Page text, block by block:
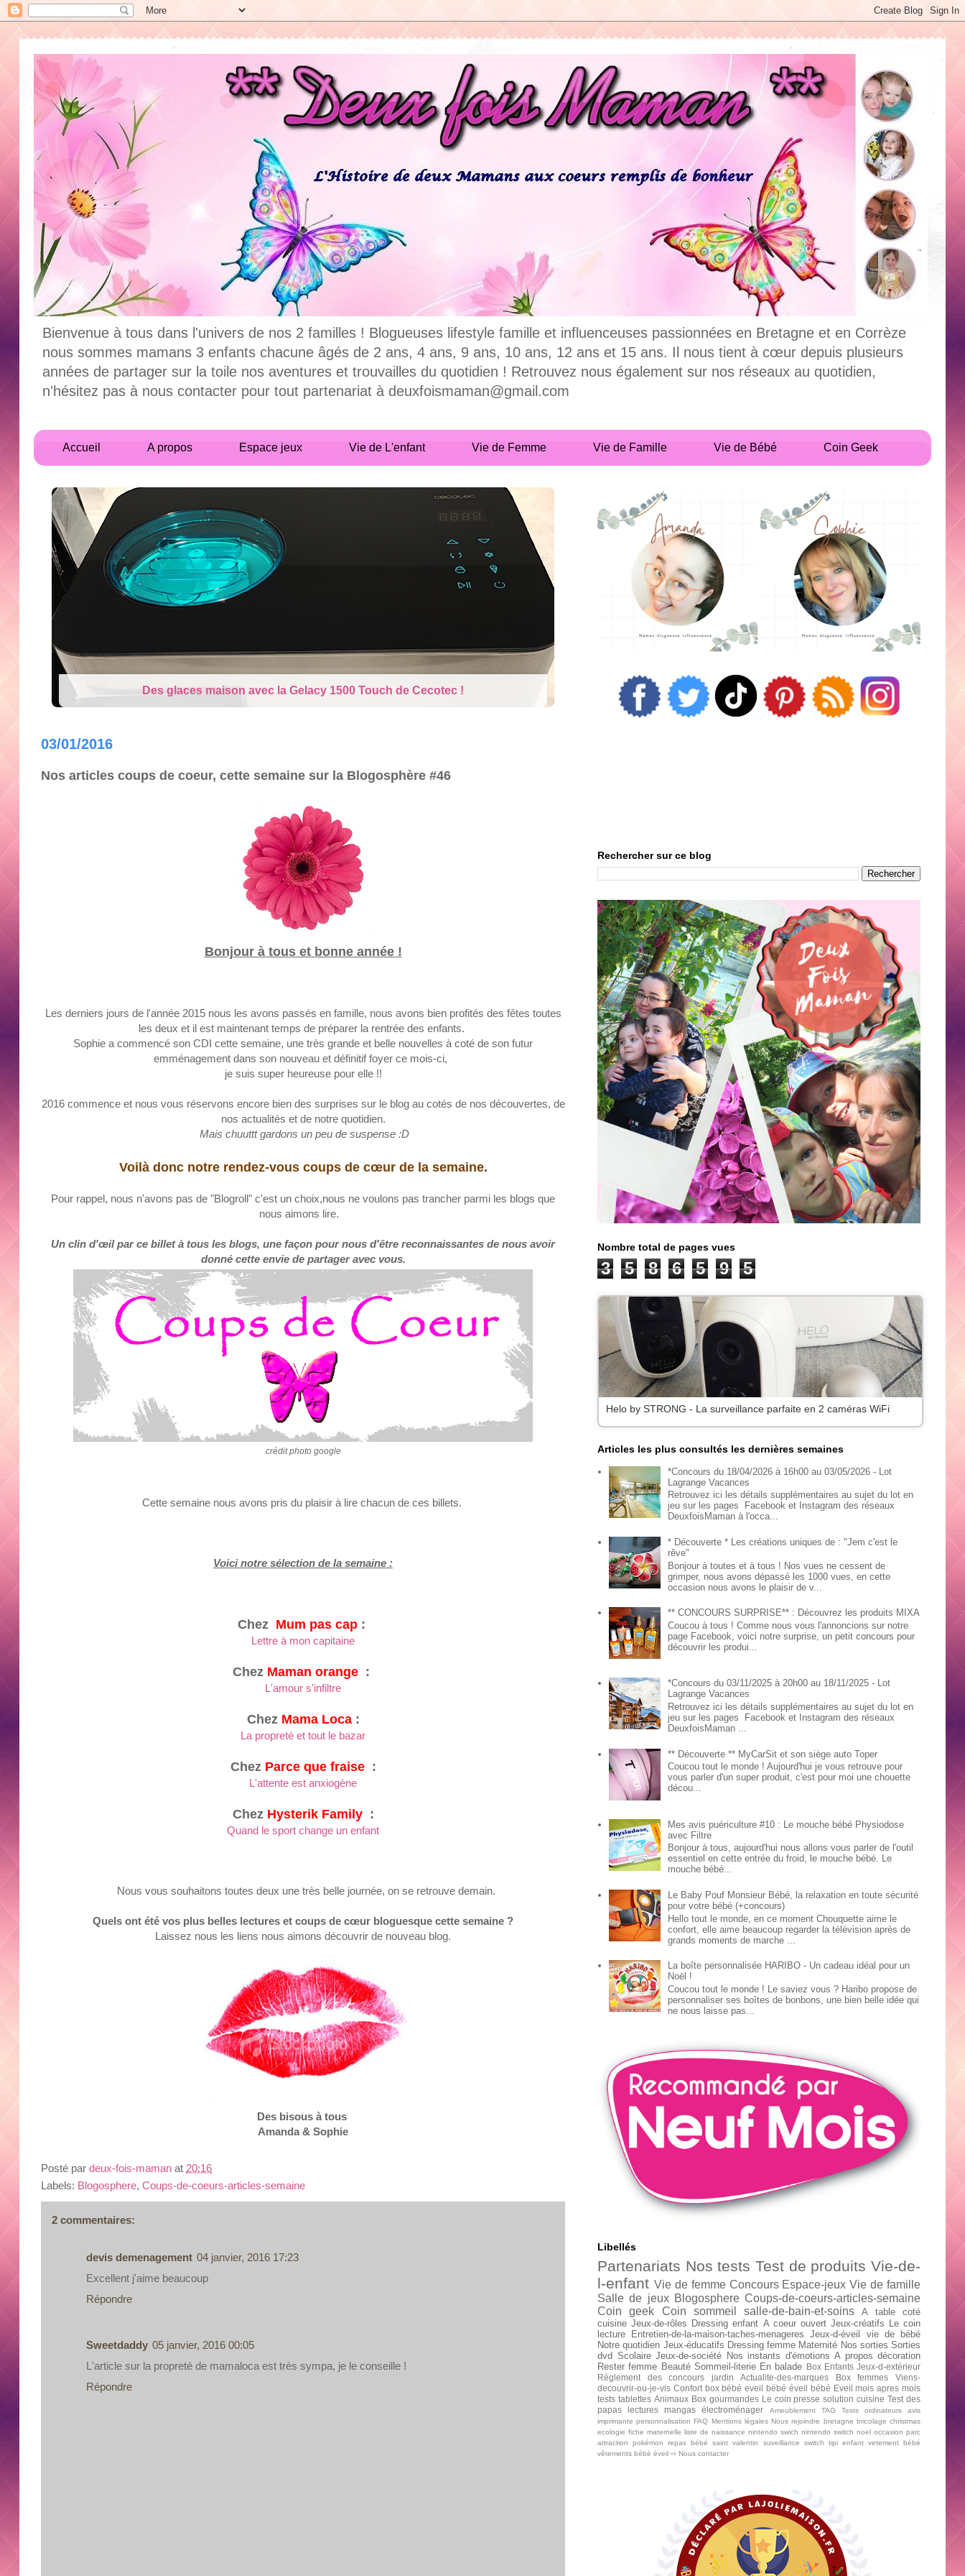
Bienvenue à tous dans l'univers de nos 2 familles ! Blogueuses lifestyle famille et influenceuses passionnées en Bretagne et en Corrèze
nous sommes mamans 3 enfants chacune âgés de 2 ans, 4 ans, 9 ans, 10 ans, 12 ans et 15 ans. Il nous tient à cœur depuis plusieurs
années de partager sur la toile nos aventures et trouvailles du quotidien ! Retrouvez nous également sur nos réseaux au quotidien,
n'hésitez pas à nous contacter pour tout partenariat à deuxfoismaman@gmail.com
Accueil A propos Espace jeux Vie de L'enfant Vie de Femme Vie de Famille Vie de Bébé Coin Geek
Cry Babies Fantasy Dream la Licorne : La poupée qui pleure
03/01/2016
Nos articles coups de coeur, cette semaine sur la Blogosphère #46
Bonjour à tous et bonne année !
L es derniers jours de l'année 2015 nous les avons passés en famille, nous avons bien profités des fêtes toutes
les deux et il est maintenant temps de préparer la rentrée des enfants.
Sophie a commencé son CDI cette semaine, une très grande et belle nouvelles à coté de son futur
emménagement dans son nouveau et définitif foyer ce mois-ci,
je suis super heureuse pour elle !!
2016 commence et nous vous réservons encore bien des surprises sur le blog au cotés de nos découvertes, de
nos actualités et de notre quotidien.
Mais chuuttt gardons un peu de suspense :D
Voilàdonc notre rendez-vous coups de cœur de la semaine.
Pour rappel, nous n'avons pas de "Blogroll" c'est un choix,nous ne voulons pas trancher parmi les blogs que
nous aimons lire.
Un clin d'œil par ce billet à tous les blogs, une façon pour nous d'être reconnaissantes de nous avoir
donné cette envie de partager avec vous.
crédit photo google
Cette semaine nous avons pris du plaisir à lire chacun de ces billets.
Voici notre sélection de la semaine :
Chez Mum pas cap :
Lettre à mon capitaine
Chez Maman orange :
L'amour s'infiltre
Chez Mama Loca :
La propreté et tout le bazar
Chez Parce que fraise:
L'attente est anxiogène
Chez Hysterik Family :
Quand le sport change un enfant
Nous vous souhaitons toutes deux une très belle journée, on se retrouve demain.
Quels ont été vos plus belles lectures et coups de cœur bloguesque cette semaine ?
Laissez nous les liens nous aimons découvrir de nouveau blog.
Des bisous à tous
Amanda & Sophie
Posté par deux-fois-maman at 20:16
Labels: Blogosphere, Coups-de-coeurs-articles-semaine
2 commentaires:
devis demenagement 04 janvier, 2016 17:23
Excellent j'aime beaucoup
Répondre
Sweetdaddy 05 janvier, 2016 00:05
L'article sur la propreté de mamaloca est très sympa, je le conseille !
Répondre
Rechercher sur ce blog
Nombre total de pages vues
3 5 8 6 5 9 5
Helo by STRONG - La surveillance parfaite en 2 caméras WiFi
Articles les plus consultés les dernières semaines
*Concours du 18/04/2026 à 16h00 au 03/05/2026 - Lot
Lagrange Vacances
Retrouvez ici les détails supplémentaires au sujet du lot en
jeu sur les pages Facebook et Instagram des réseaux
DeuxfoisMaman à l'occa...
* Découverte * Les créations uniques de : "Jem c'est le
rêve"
Bonjour à toutes et à tous ! Nos vues ne cessent de
grimper, nous avons dépassé les 1000 vues, en cette
occasion nous avons le plaisir de v...
** CONCOURS SURPRISE** : Découvrez les produits MIXA
Coucou à tous ! Comme nous vous l'annoncions sur notre
page Facebook, voici notre surprise, un petit concours pour
découvrir les produi...
*Concours du 03/11/2025 à 20h00 au 18/11/2025 - Lot
Lagrange Vacances
Retrouvez ici les détails supplémentaires au sujet du lot en
jeu sur les pages Facebook et Instagram des réseaux
DeuxfoisMaman ...
** Découverte ** MyCarSit et son siège auto Toper
Coucou tout le monde ! Aujourd'hui je vous retrouve pour
vous parler d'un super produit, c'est pour moi une chouette
décou...
Mes avis puériculture #10 : Le mouche bébé Physiodose
avec Filtre
Bonjour à tous, aujourd'hui nous allons vous parler de l'outil
essentiel en cette entrée du froid, le mouche bébé. Le
mouche bébé...
Le Baby Pouf Monsieur Bébé, la relaxation en toute sécurité
pour votre bébé (+concours)
Hello tout le monde, en ce moment Chouquette aime le
confort, elle aime beaucoup regarder la télévision après de
grands moments de marche ...
La boîte personnalisée HARIBO - Un cadeau idéal pour un
Noël !
Coucou tout le monde ! Le saviez vous ? Haribo propose de
personnaliser ses boîtes de bonbons, une bien belle idée qui
ne nous laisse pas...
Libellés
Partenariats Nos tests Test de produits Vie-de-
l-enfant Vie de femme Concours Espace-jeux Vie de famille
Salle de jeux Blogosphere Coups-de-coeurs-articles-semaine
Coin geek
Coin sommeil salle-de-bain-et-soins A table
coté
cuisine Jeux-de-rôles Dressing enfant A coeur ouvert Jeux-créatifs Le coin
lecture
Entretien-de-la-maison-taches-menageres Jeux-d-éveil
vie de bébé
Notre quotidien Jeux-éducatifs Dressing femme Maternité Nos sorties Sorties
dvd Scolaire Jeux-de-société Nos instants d'émotions A propos décoration
Rester femme Beauté Sommeil-literie En balade Box Enfants Jeux-d-extérieur
Règlement des concours
jardin Actualite-des-marques Box femmes
Viens-
decouvrir-ou-je-vis Confort box bébé eveil bébé éveil bébé Eveil mois apres mois
tests tablettes Animaux Box gourmandes Le coin presse solution cuisine Test des
papas
lectures mangas électroménager Ameublement TAG Tests ordinateurs
avis
imprimante personnalisation FAQ Mentions légales Nous rejoindre bretagne bricolage christmas
ecologie fiche maternelle liste de naissance nintendo swich nintendo switch noel occasion parc
attraction
pokémon repas bébé saint valentin suveillance switch tipi enfant vetement bébé
vêtements bébé éveil ⇨ Nous contacter